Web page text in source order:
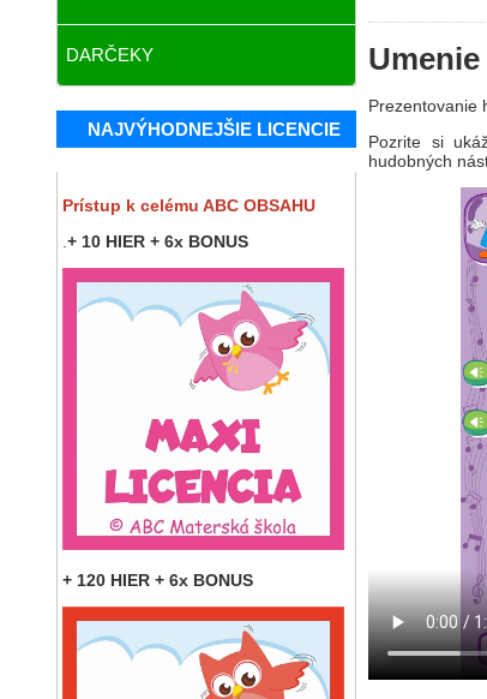
DARČEKY
NAJVÝHODNEJŠIE LICENCIE
Prístup k celému ABC OBSAHU
+ 10 HIER + 6x BONUS
+ 120 HIER + 6x BONUS
Prezentovanie
Pozrite si
hudobných